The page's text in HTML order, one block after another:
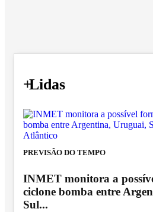
+
Lidas
PREVISÃO DO TEMPO
INMET monitora a
ciclone bomba entre
Sul...